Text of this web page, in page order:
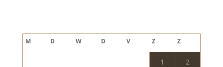
M D W D V Z Z
1 2